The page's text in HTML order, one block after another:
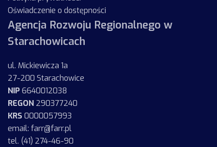
Oświadczenie o dostępności
Agencja Rozwoju Regionalnego w
Starachowicach
ul. Mickiewicza 1a
27-200 Starachowice
NIP6640012038
REGON 290377240
KRS 0000057993
email: farr@farr.pl
tel. (41) 274-46-90